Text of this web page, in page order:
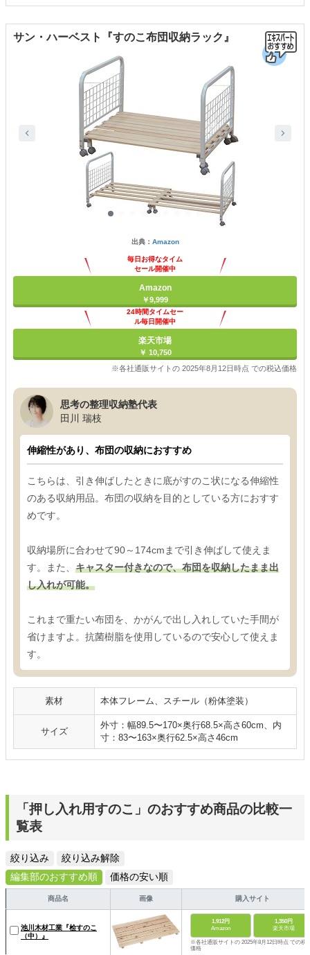
サン・ハーベスト『すのこ布団収納ラック』
出典： Amazon
毎日お得なタイム
セール開催中
Amazon
￥9,999
24時間タイムセー
ル毎日開催中
楽天市場
￥ 10,750
※各社通販サイトの 2025年8月12日時点 での税込価格
思考の整理収納塾代表
田川 瑞枝
伸縮性があり、布団の収納におすすめ
こちらは、引き伸ばしたときに底がすのこ状になる伸縮性
のある収納用品。布団の収納を目的としている方におすす
めです。
収納場所に合わせて90～174cmまで引き伸ばして使えま
す。また、 キャスター付きなので、布団を収納したまま出
し入れが可能。
これまで重たい布団を、かがんで出し入れしていた手間が
省けますよ。抗菌樹脂を使用しているので安心して使えま
す。
素材 本体フレーム、スチール（粉体塗装）
サイズ
外寸：幅89.5〜170×奥行68.5×高さ60cm、内
寸：83〜163×奥行62.5×高さ46cm
「押し入れ用すのこ」のおすすめ商品の比較一
覧表
絞り込み
絞り込み解除
編集部のおすすめ順
価格の安い順
商品名 画像 購入サイト
池川木材工業『桧すのこ
（中）』
1,912円
Amazon
1,350円
楽天市場
※各社通販サイトの 2025年8月12日時点 での税
価格